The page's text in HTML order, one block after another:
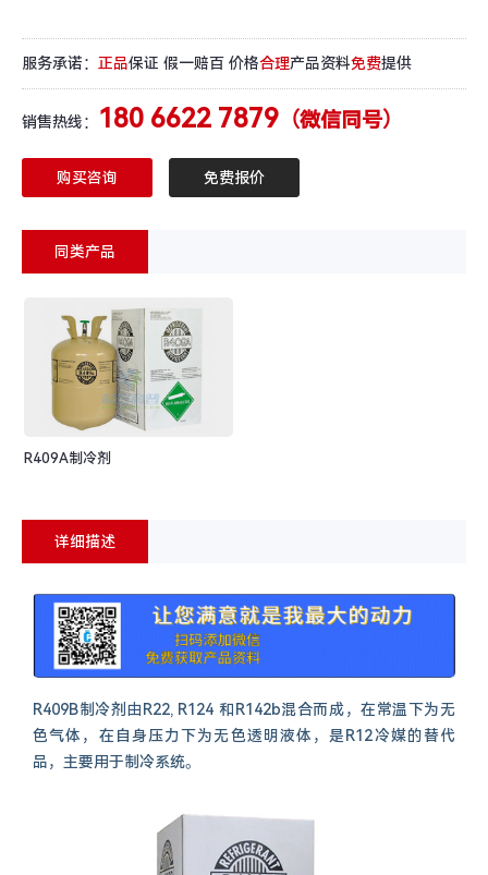
服务承诺： 正品保证 假一赔百 价格合理产品资料免费提供
销售热线： 180 6622 7879 （微信同号）
购买咨询 免费报价
同类产品
R409A制冷剂
详细描述
R409B制冷剂由R22, R124 和R142b混合而成，在常温下为无
色气体，在自身压力下为无色透明液体，是R12冷媒的替代
品，主要用于制冷系统。